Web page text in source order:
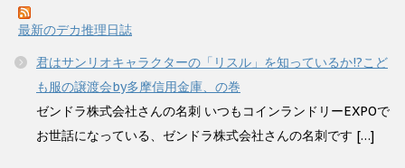
最新のデカ推理日誌
君はサンリオキャラクターの「リスル」を知っているか!?こど
も服の譲渡会by多摩信用金庫、の巻
ゼンドラ株式会社さんの名刺 いつもコインランドリーEXPOで
お世話になっている、ゼンドラ株式会社さんの名刺です […]